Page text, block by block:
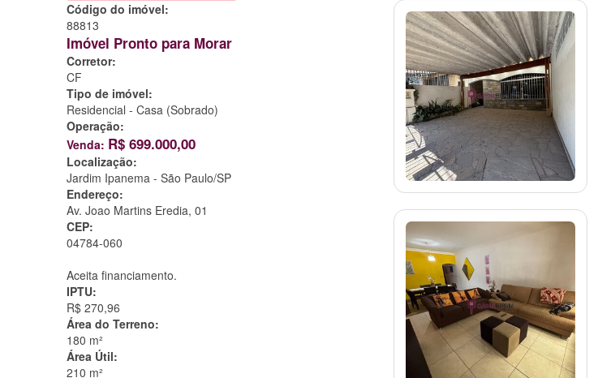
Código do imóvel:
88813
Imóvel Pronto para Morar
Corretor:
CF
Tipo de imóvel:
Residencial - Casa (Sobrado)
Operação:
Venda: R$ 699.000,00
Localização:
Jardim Ipanema - São Paulo/SP
Endereço:
Av. Joao Martins Eredia, 01
CEP:
04784-060
Aceita financiamento.
IPTU:
R$ 270,96
Área do Terreno:
180 m²
Área Útil:
210 m²